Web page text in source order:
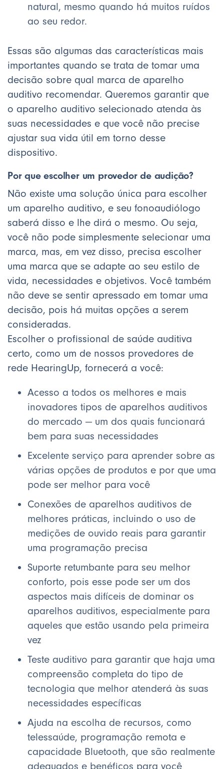
natural, mesmo quando há muitos ruídos
ao seu redor.
Essas são algumas das características mais
importantes quando se trata de tomar uma
decisão sobre qual marca de aparelho
auditivo recomendar. Queremos garantir que
o aparelho auditivo selecionado atenda às
suas necessidades e que você não precise
ajustar sua vida útil em torno desse
dispositivo.
Por que escolher um provedor de audição?
Não existe uma solução única para escolher
um aparelho auditivo, e seu fonoaudiólogo
saberá disso e lhe dirá o mesmo. Ou seja,
você não pode simplesmente selecionar uma
marca, mas, em vez disso, precisa escolher
uma marca que se adapte ao seu estilo de
vida, necessidades e objetivos. Você também
não deve se sentir apressado em tomar uma
decisão, pois há muitas opções a serem
consideradas.
Escolher o profissional de saúde auditiva
certo, como um de nossos provedores de
rede HearingUp, fornecerá a você:
Acesso a todos os melhores e mais
inovadores tipos de aparelhos auditivos
do mercado — um dos quais funcionará
bem para suas necessidades
Excelente serviço para aprender sobre as
várias opções de produtos e por que uma
pode ser melhor para você
Conexões de aparelhos auditivos de
melhores práticas, incluindo o uso de
medições de ouvido reais para garantir
uma programação precisa
Suporte retumbante para seu melhor
conforto, pois esse pode ser um dos
aspectos mais difíceis de dominar os
aparelhos auditivos, especialmente para
aqueles que estão usando pela primeira
vez
Teste auditivo para garantir que haja uma
compreensão completa do tipo de
tecnologia que melhor atenderá às suas
necessidades específicas
Ajuda na escolha de recursos, como
telessaúde, programação remota e
capacidade Bluetooth, que são realmente
adequados e benéficos para você